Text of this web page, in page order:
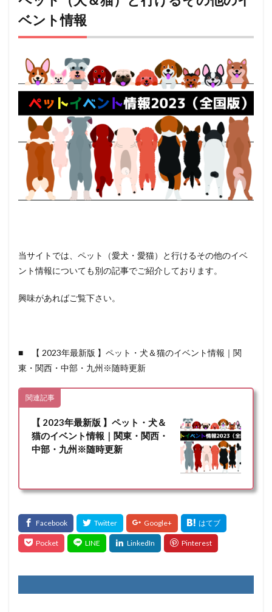
ベント情報
当サイトでは、ペット（愛犬・愛猫）と行けるその他のイベ
ント情報についても別の記事でご紹介しております。
興味があればご覧下さい。
■ 【 2023年最新版 】ペット・犬＆猫のイベント情報｜関
東・関西・中部・九州※随時更新
関連記事
【 2023年最新版 】ペット・犬＆
猫のイベント情報｜関東・関西・
中部・九州※随時更新